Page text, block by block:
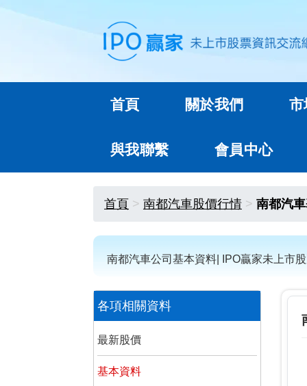
首頁 關於我們 市
與我聯繫 會員中心
首頁 南都汽車股價行情 南都汽
南都汽車公司基本資料| IPO贏家未上市
各項相關資料
最新股價
基本資料